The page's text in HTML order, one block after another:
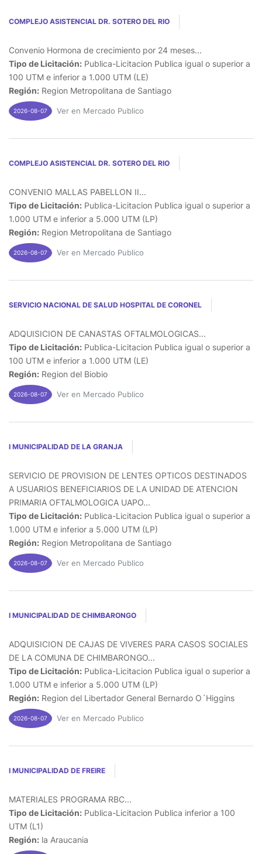
COMPLEJO ASISTENCIAL DR. SOTERO DEL RIO
Convenio Hormona de crecimiento por 24 meses...
Tipo de Licitación: Publica-Licitacion Publica igual o superior a
100 UTM e inferior a 1.000 UTM (LE)
Región: Region Metropolitana de Santiago
2026-08-07 Ver en Mercado Publico
COMPLEJO ASISTENCIAL DR. SOTERO DEL RIO
CONVENIO MALLAS PABELLON II...
Tipo de Licitación: Publica-Licitacion Publica igual o superior a
1.000 UTM e inferior a 5.000 UTM (LP)
Región: Region Metropolitana de Santiago
2026-08-07 Ver en Mercado Publico
SERVICIO NACIONAL DE SALUD HOSPITAL DE CORONEL
ADQUISICION DE CANASTAS OFTALMOLOGICAS...
Tipo de Licitación: Publica-Licitacion Publica igual o superior a
100 UTM e inferior a 1.000 UTM (LE)
Región: Region del Biobio
2026-08-07 Ver en Mercado Publico
I MUNICIPALIDAD DE LA GRANJA
SERVICIO DE PROVISION DE LENTES OPTICOS DESTINADOS
A USUARIOS BENEFICIARIOS DE LA UNIDAD DE ATENCION
PRIMARIA OFTALMOLOGICA UAPO...
Tipo de Licitación: Publica-Licitacion Publica igual o superior a
1.000 UTM e inferior a 5.000 UTM (LP)
Región: Region Metropolitana de Santiago
2026-08-07 Ver en Mercado Publico
I MUNICIPALIDAD DE CHIMBARONGO
ADQUISICION DE CAJAS DE VIVERES PARA CASOS SOCIALES
DE LA COMUNA DE CHIMBARONGO...
Tipo de Licitación: Publica-Licitacion Publica igual o superior a
1.000 UTM e inferior a 5.000 UTM (LP)
Región: Region del Libertador General Bernardo O´Higgins
2026-08-07 Ver en Mercado Publico
I MUNICIPALIDAD DE FREIRE
MATERIALES PROGRAMA RBC...
Tipo de Licitación: Publica-Licitacion Publica inferior a 100
UTM (L1)
Región: la Araucania